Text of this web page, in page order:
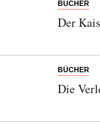
BÜCHER
Der
BÜCHER
Die
Entdecken